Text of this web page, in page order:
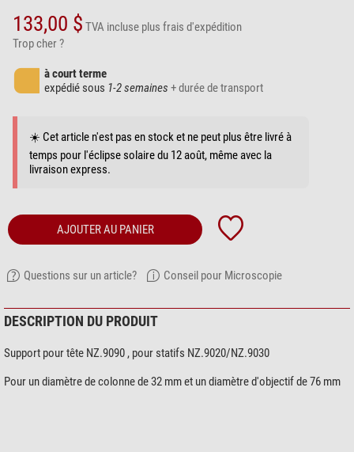
133,00 $ TVA incluse plus frais d'expédition
Trop cher ?
à court terme
expédié sous 1-2 semaines + durée de transport
☀️ Cet article n'est pas en stock et ne peut plus être livré à
temps pour l'éclipse solaire du 12 août, même avec la
livraison express.
AJOUTER AU PANIER
Questions sur un article? Conseil pour Microscopie
DESCRIPTION DU PRODUIT
Support pour tête NZ.9090 , pour statifs NZ.9020/NZ.9030
Pour un diamètre de colonne de 32 mm et un diamètre d'objectif de 76 mm